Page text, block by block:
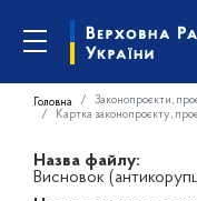
Головна Законопроєкти,
Картка законопроєкту,
Назва файлу:
Висновок